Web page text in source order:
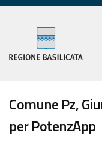
Comune Pz,
per PotenzApp